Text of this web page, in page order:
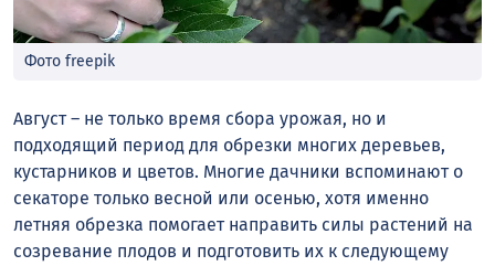
Фото freepik
Август – не только время сбора урожая, но и
подходящий период для обрезки многих деревьев,
кустарников и цветов. Многие дачники вспоминают о
секаторе только весной или осенью, хотя именно
летняя обрезка помогает направить силы растений на
созревание плодов и подготовить их к следующему